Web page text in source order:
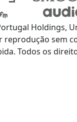
Holdings,
reprodução sem
Todos os